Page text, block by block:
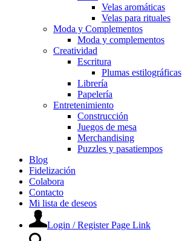
Velas aromáticas
Velas para rituales
Moda y Complementos
Moda y complementos
Creatividad
Escritura
Plumas estilográficas
Librería
Papelería
Entretenimiento
Construcción
Juegos de mesa
Merchandising
Puzzles y pasatiempos
Blog
Fidelización
Colabora
Contacto
Mi lista de deseos
Login / Register Page Link